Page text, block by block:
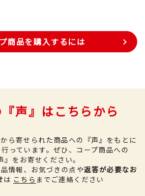
商品を購入するには
声』はこちらから
ら寄せられた商品への『声』をもとに
っています。 ぜひ、コープ商品への
』をお寄せください。
情報、お気づきの点や返答が必要なお
は こちら までご連絡ください